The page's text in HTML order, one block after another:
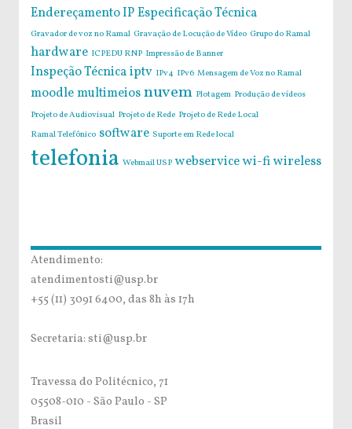
Endereçamento IPEspecificação Técnica
Gravador de voz no Ramal Gravação de Locução de Vídeo Grupo do Ramal
hardware ICPEDU RNP Impressão de Banner
Inspeção Técnicaiptv IPv4 IPv6 Mensagem de Voz no Ramal
moodlemultimeiosnuvem Plotagem Produção de vídeos
Projeto de Audiovisual Projeto de Rede Projeto de Rede Local
Ramal Telefônico software Suporte em Rede local
telefonia Webmail USP webservicewi-fiwireless
Atendimento:
atendimentosti@usp.br
+55 (11) 3091 6400, das 8h às 17h
Secretaria: sti@usp.br
Travessa do Politécnico, 71
05508-010 - São Paulo - SP
Brasil